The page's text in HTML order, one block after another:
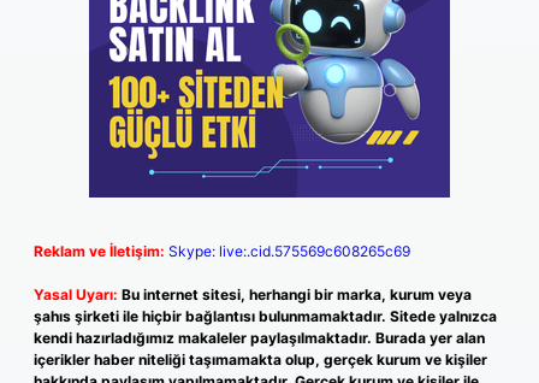
Reklam ve İletişim: Skype: live:.cid.575569c608265c69
Yasal Uyarı: Bu internet sitesi, herhangi bir marka, kurum veya
şahıs şirketi ile hiçbir bağlantısı bulunmamaktadır. Sitede yalnızca
kendi hazırladığımız makaleler paylaşılmaktadır. Burada yer alan
içerikler haber niteliği taşımamakta olup, gerçek kurum ve kişiler